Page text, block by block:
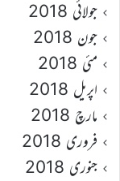
جولائی 2018
جون 2018
مئی 2018
اپریل 2018
مارچ 2018
فروری 2018
جنوری 2018